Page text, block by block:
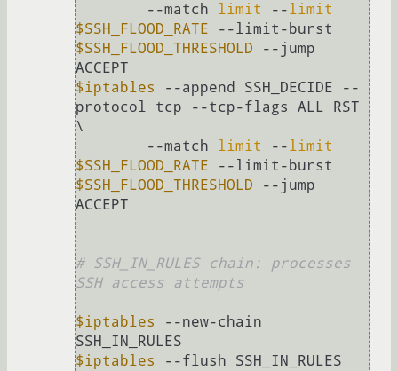
        --match
limit --limit
$SSH_FLOOD_RATE
$SSH_FLOOD_THRESHOLD --jump
$iptables
--append SSH_DECIDE --
protocol tcp --tcp-flags ALL RST
\
        --match
limit --limit
$SSH_FLOOD_RATE
$SSH_FLOOD_THRESHOLD --jump
ACCEPT
# SSH_IN_RULES chain: processes
SSH access attempts
$iptables
--new-chain
$iptables